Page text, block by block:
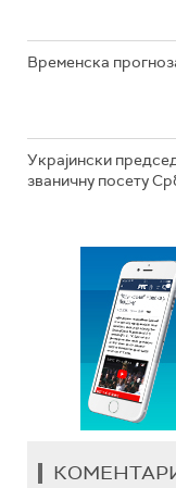
Временска
Украјински
званичну посету